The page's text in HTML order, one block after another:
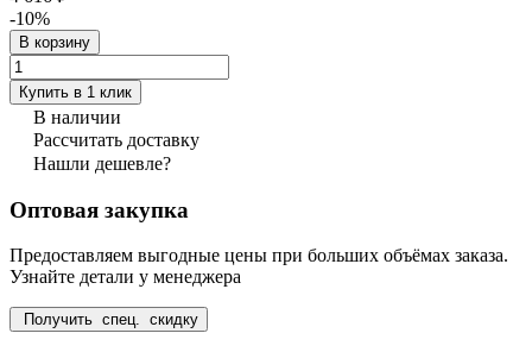
-10%
В корзину
Купить в 1 клик
В наличии
Рассчитать доставку
Нашли дешевле?
Оптовая закупка
Предоставляем выгодные цены при больших объёмах заказа.
Узнайте детали у менеджера
Получить спец. скидку